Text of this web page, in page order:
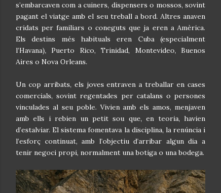
s’embarcaven com a cuiners, dispensers o mossos, sovint
pagant el viatge amb el seu treball a bord. Altres anaven
cridats per familiars o coneguts que ja eren a Amèrica.
Els destins més habituals eren Cuba (especialment
l’Havana), Puerto Rico, Trinidad, Montevideo, Buenos
Aires o Nova Orleans.
Un cop arribats, els joves entraven a treballar en cases
comercials, sovint regentades per catalans o persones
vinculades al seu poble. Vivien amb els amos, menjaven
amb ells i rebien un petit sou que, en teoria, havien
d’estalviar. El sistema fomentava la disciplina, la renúncia i
l’esforç continuat, amb l’objectiu d’arribar algun dia a
tenir negoci propi, normalment una botiga o una bodega.